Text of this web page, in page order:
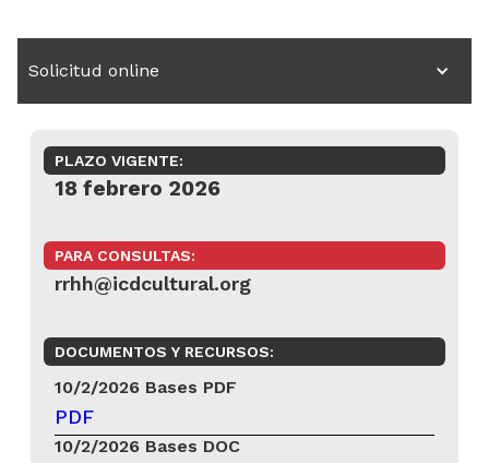
Solicitud online
PLAZO VIGENTE:
18 febrero 2026
PARA CONSULTAS:
rrhh@icdcultural.org
DOCUMENTOS Y RECURSOS:
10/2/2026 Bases PDF
PDF
10/2/2026 Bases DOC